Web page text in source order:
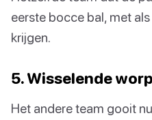
eerste bocce bal, met
krijgen.
5. Wisselende
Het andere team gooit